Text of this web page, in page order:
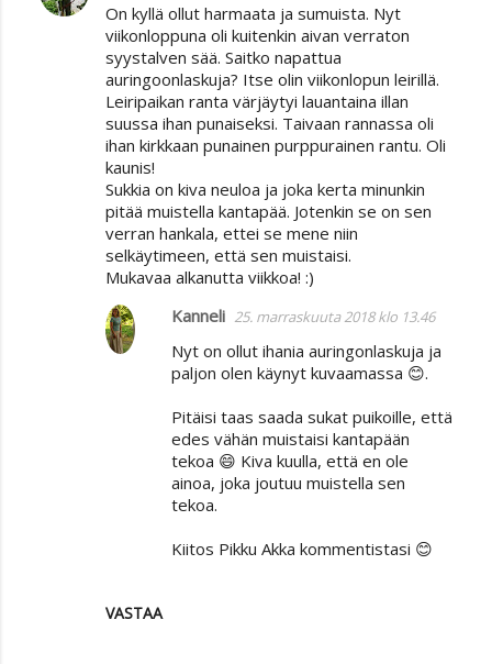
On kyllä ollut harmaata ja sumuista. Nyt
viikonloppuna oli kuitenkin aivan verraton
syystalven sää. Saitko napattua
auringoonlaskuja? Itse olin viikonlopun leirillä.
Leiripaikan ranta värjäytyi lauantaina illan
suussa ihan punaiseksi. Taivaan rannassa oli
ihan kirkkaan punainen purppurainen rantu. Oli
kaunis!
Sukkia on kiva neuloa ja joka kerta minunkin
pitää muistella kantapää. Jotenkin se on sen
verran hankala, ettei se mene niin
selkäytimeen, että sen muistaisi.
Mukavaa alkanutta viikkoa! :)
VASTAA
Kanneli 25. marraskuuta 2018 klo 13.46
Nyt on ollut ihania auringonlaskuja ja
paljon olen käynyt kuvaamassa 😊.
Pitäisi taas saada sukat puikoille, että
edes vähän muistaisi kantapään
tekoa 😄 Kiva kuulla, että en ole
ainoa, joka joutuu muistella sen
tekoa.
Kiitos Pikku Akka kommentistasi 😊